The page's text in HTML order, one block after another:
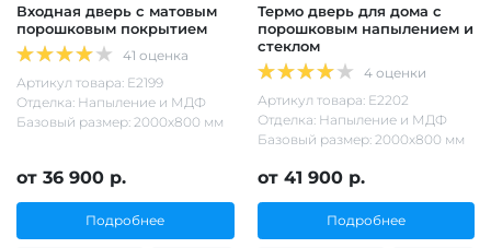
Входная дверь с матовым
порошковым покрытием
41 оценка
Артикул товара: Е2199
Отделка: Напыление и МДФ
Базовый размер: 2000х800 мм
от 36 900 р.
Подробнее
Термо дверь для дома с
порошковым напылением и
стеклом
4 оценки
Артикул товара: Е2202
Отделка: Напыление и МДФ
Базовый размер: 2000х800 мм
от 41 900 р.
Подробнее